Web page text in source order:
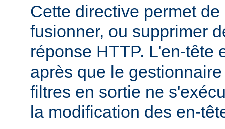
Cette directive permet de
fusionner, ou supprimer
réponse HTTP. L'en-tête
après que le
filtres en sortie ne
la modification des en-